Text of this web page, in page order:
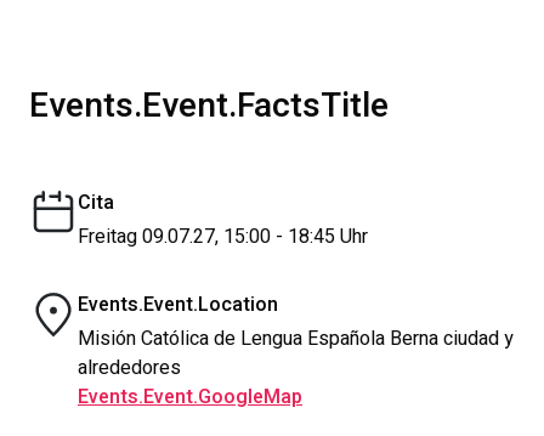
Events.Event.FactsTitle
Cita
Freitag 09.07.27, 15:00 - 18:45 Uhr
Events.Event.Location
Misión Católica de Lengua Española Berna ciudad y
alrededores
Events.Event.GoogleMap